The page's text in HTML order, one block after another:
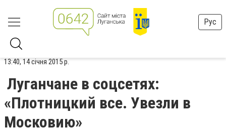
Рус
13:40, 14 січня 2015 р.
Луганчане в соцсетях:
«Плотницкий все. Увезли в
Московию»